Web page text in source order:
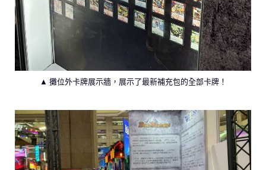
▲ 攤位外卡牌展示牆，展示了最新補充包的全部卡牌！